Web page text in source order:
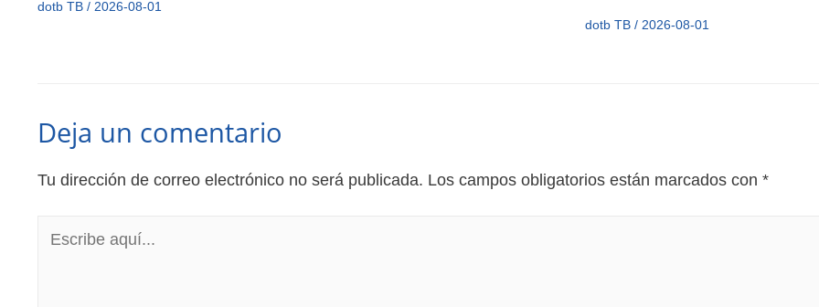
dotb TB/ 2026-08-01
dotb TB/ 2026-08-01
Deja un comentario
Tu dirección de correo electrónico no será publicada. Los campos obligatorios están marcados con *